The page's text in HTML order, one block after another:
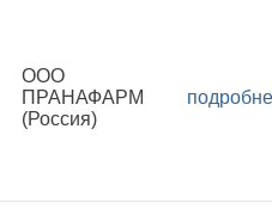
ООО
ПРАНАФАРМ
(Россия)